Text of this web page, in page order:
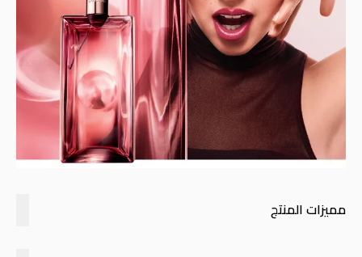
مميزات المنتج